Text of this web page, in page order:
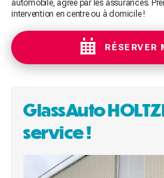
automobile, agréé par les assurances.
intervention en centre ou à domicile !
RÉSERVER
GlassAuto
service !